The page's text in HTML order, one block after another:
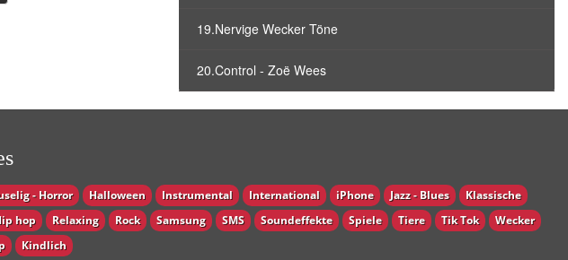
19.Nervige Wecker Töne
20.Control - Zoë Wees
- Horror Halloween Instrumental International iPhone Jazz - Blues
Klassische
hop Relaxing Rock Samsung SMS Soundeffekte Spiele Tiere Tik Tok
Wecker
Кindlich